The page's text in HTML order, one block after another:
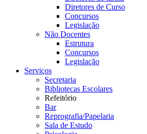
Diretores de Curso
Concursos
Legislação
Não Docentes
Estrutura
Concursos
Legislação
Serviços
Secretaria
Bibliotecas Escolares
Refeitório
Bar
Reprografia/Papelaria
Sala de Estudo